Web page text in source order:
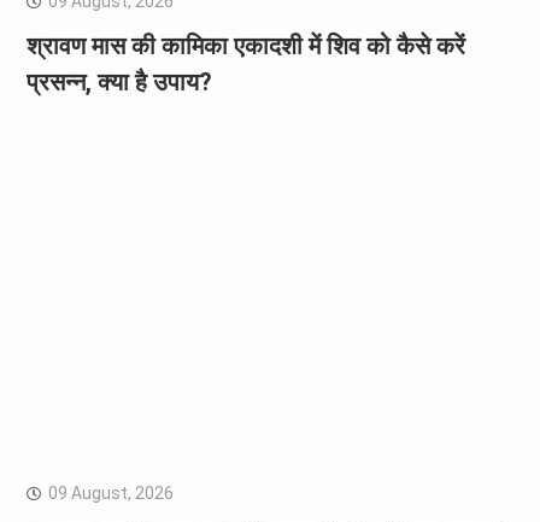
श्रावण मास की कामिका एकादशी में शिव को कैसे करें
प्रसन्न, क्या है उपाय?
09 August, 2026